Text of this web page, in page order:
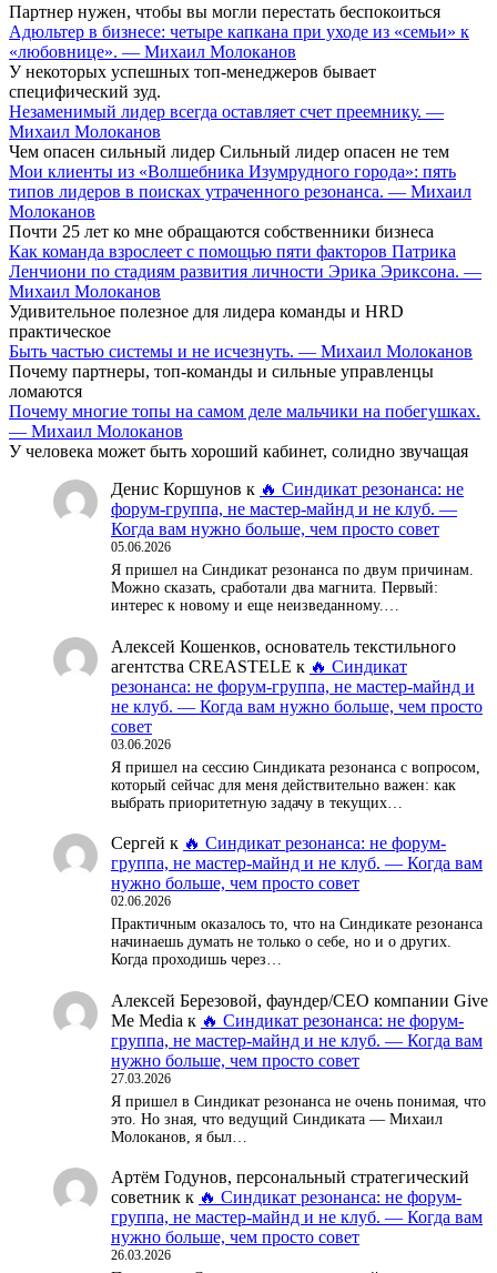
Партнер нужен, чтобы вы могли перестать беспокоиться
Адюльтер в бизнесе: четыре капкана при уходе из «семьи» к
«любовнице». — Михаил Молоканов
У некоторых успешных топ-менеджеров бывает
специфический зуд.
Незаменимый лидер всегда оставляет счет преемнику. —
Михаил Молоканов
Чем опасен сильный лидер Сильный лидер опасен не тем
Мои клиенты из «Волшебника Изумрудного города»: пять
типов лидеров в поисках утраченного резонанса. — Михаил
Молоканов
Почти 25 лет ко мне обращаются собственники бизнеса
Как команда взрослеет с помощью пяти факторов Патрика
Ленчиони по стадиям развития личности Эрика Эриксона. —
Михаил Молоканов
Удивительное полезное для лидера команды и HRD
практическое
Быть частью системы и не исчезнуть. — Михаил Молоканов
Почему партнеры, топ-команды и сильные управленцы
ломаются
Почему многие топы на самом деле мальчики на побегушках.
— Михаил Молоканов
У человека может быть хороший кабинет, солидно звучащая
Денис Коршунов к 🔥 Синдикат резонанса: не
форум-группа, не мастер-майнд и не клуб. —
Когда вам нужно больше, чем просто совет
05.06.2026
Я пришел на Синдикат резонанса по двум причинам.
Можно сказать, сработали два магнита. Первый:
интерес к новому и еще неизведанному.…
Алексей Кошенков, основатель текстильного
агентства CREASTELE к 🔥 Синдикат
резонанса: не форум-группа, не мастер-майнд и
не клуб. — Когда вам нужно больше, чем просто
совет
03.06.2026
Я пришел на сессию Синдиката резонанса с вопросом,
который сейчас для меня действительно важен: как
выбрать приоритетную задачу в текущих…
Сергей к 🔥 Синдикат резонанса: не форум-
группа, не мастер-майнд и не клуб. — Когда вам
нужно больше, чем просто совет
02.06.2026
Практичным оказалось то, что на Синдикате резонанса
начинаешь думать не только о себе, но и о других.
Когда проходишь через…
Алексей Березовой, фаундер/СЕО компании Give
Me Media к 🔥 Синдикат резонанса: не форум-
группа, не мастер-майнд и не клуб. — Когда вам
нужно больше, чем просто совет
27.03.2026
Я пришел в Синдикат резонанса не очень понимая, что
это. Но зная, что ведущий Синдиката — Михаил
Молоканов, я был…
Артём Годунов, персональный стратегический
советник к 🔥 Синдикат резонанса: не форум-
группа, не мастер-майнд и не клуб. — Когда вам
нужно больше, чем просто совет
26.03.2026